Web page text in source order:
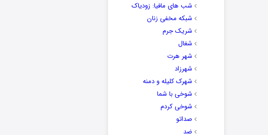
شب های مافیا: زودیاک
شبکه مخفی زنان
شریک جرم
شغال
شهر هرت
شهرزاد
شهرک کلیله و دمنه
شوخی با شما
شوخی کردم
صداتو
ضد